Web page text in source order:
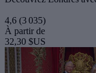
4,6 (3 035)
À partir de
32,30 $US